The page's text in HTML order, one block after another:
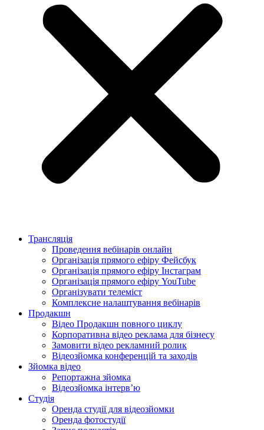
Трансляція
Проведення вебінарів онлайн
Організація прямого ефіру Фейсбук
Організація прямого ефіру Інстаграм
Організація прямого ефіру YouTube
Організувати телеміст
Комплексне налаштування вебінарів
Продакшн
Відео Продакшн повного циклу
Корпоративна відео реклама для бізнесу
Замовити відео рекламний ролик
Відеозйомка конференцій та заходів
Зйомка відео
Репортажна зйомка
Відеозйомка інтерв’ю
Студія
Оренда студії для відеозйомки
Оренда фотостудії